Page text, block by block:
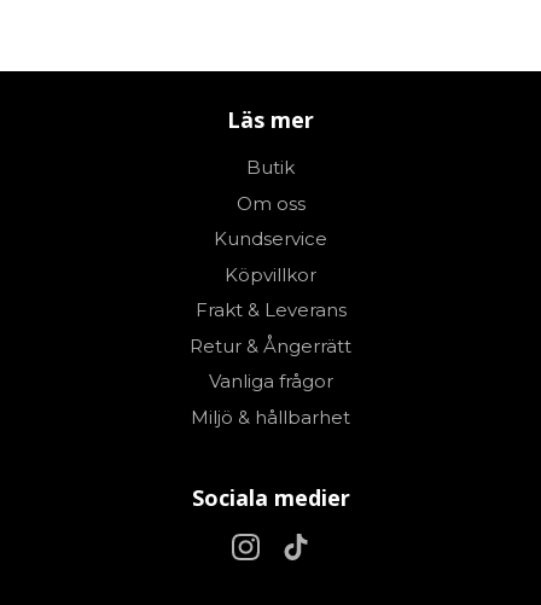
Läs mer
Butik
Om oss
Kundservice
Köpvillkor
Frakt & Leverans
Retur & Ångerrätt
Vanliga frågor
Miljö & hållbarhet
Sociala medier